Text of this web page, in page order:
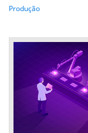
Produção